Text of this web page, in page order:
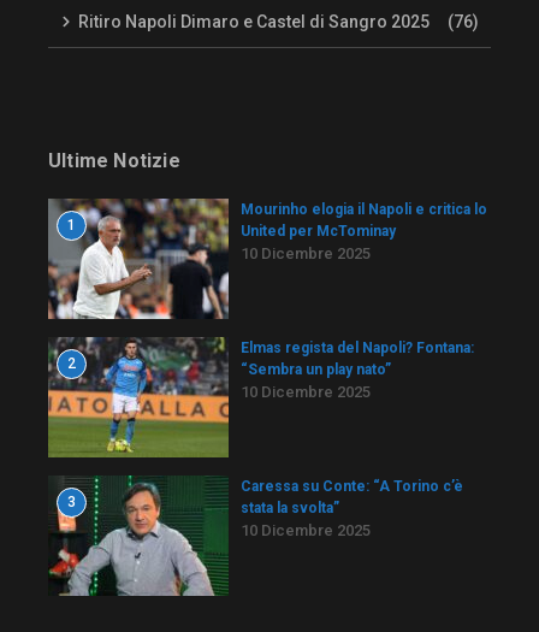
Ritiro Napoli Dimaro e Castel di Sangro 2025 (76)
Ultime Notizie
1
Mourinho elogia il Napoli e critica lo
United per McTominay
10 Dicembre 2025
2
Elmas regista del Napoli? Fontana:
“Sembra un play nato”
10 Dicembre 2025
3
Caressa su Conte: “A Torino c’è
stata la svolta”
10 Dicembre 2025